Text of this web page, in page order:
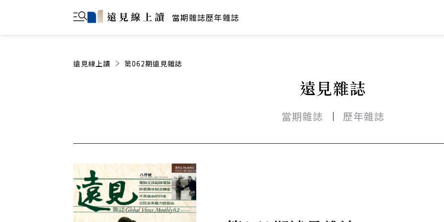
當期雜誌歷年雜誌
遠見線上讀 第062期遠見雜誌
遠見雜誌
當期雜誌 歷年雜誌